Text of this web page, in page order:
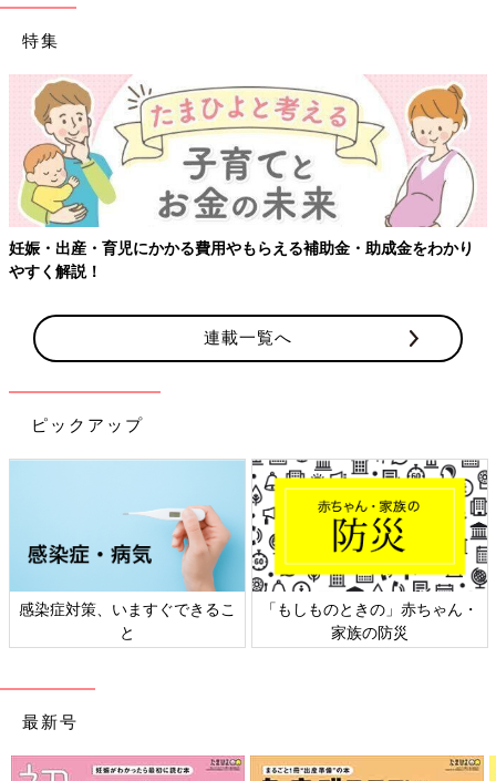
特集
妊娠・出産・育児にかかる費用やもらえる補助金・助成金をわかり
やすく解説！
連載一覧へ
ピックアップ
感染症対策、いますぐできるこ
と
「もしものときの」赤ちゃん・
家族の防災
最新号